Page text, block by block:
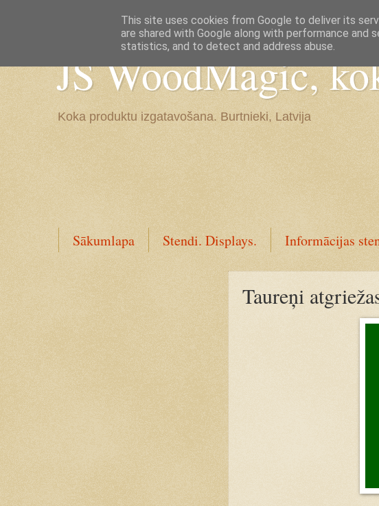
JS WoodMagic,
Koka produktu izgatavošana. Burtnieki, Latvija
Sākumlapa Stendi. Displays. Informācijas
Taureņi
This site uses cookies from Google to deliver its
are shared with Google along with performance
statistics, and to detect and address abuse.